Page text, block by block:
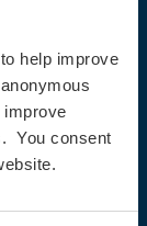
help improve
improve
You consent